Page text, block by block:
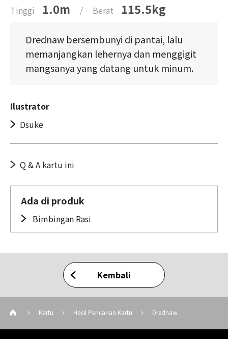
Tinggi 1.0m / Berat 115.5kg
Drednaw bersembunyi di pantai, lalu
memanjangkan lehernya dan menggigit
mangsanya yang datang untuk minum.
Ilustrator
Dsuke
Q & A kartu ini
Ada di produk
Bimbingan Rasi
Kembali
Kartu Hasil Pencarian Kartu Drednaw